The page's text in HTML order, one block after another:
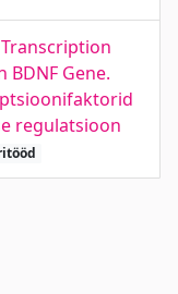
Gene.
regulatsioon